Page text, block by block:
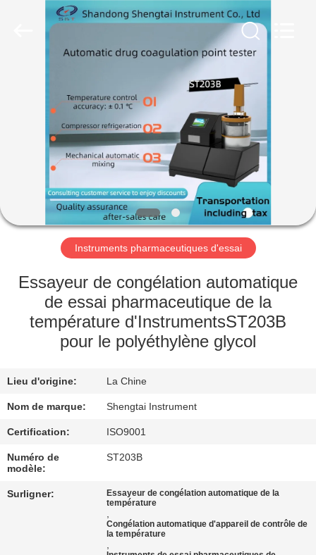
PRODUITS
SUJET
DE
NOUS
VISITE
D'USINE
CONTRÔLE
QUALITÉ
CONTACTEZ-
NOUS
DEMANDEZ
Instruments pharmaceutiques d'essai
Essayeur de congélation automatique
de essai pharmaceutique de la
température d'InstrumentsST203B
pour le polyéthylène glycol
Lieu d'origine: La Chine
Nom de marque: Shengtai Instrument
Certification: ISO9001
Numéro de
modèle:
ST203B
Surligner:
Essayeur de congélation automatique de la
température
,
Congélation automatique d'appareil de contrôle de
la température
,